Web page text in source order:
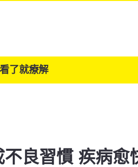
看了就療解
良習慣 疾病愈